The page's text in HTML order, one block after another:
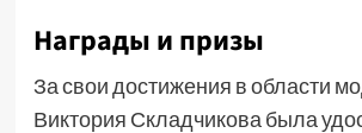
Награды и призы
За свои достижения в области
Виктория Складчикова была